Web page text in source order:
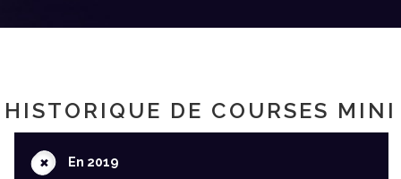
HISTORIQUE DE COURSES MINI
+En 2019